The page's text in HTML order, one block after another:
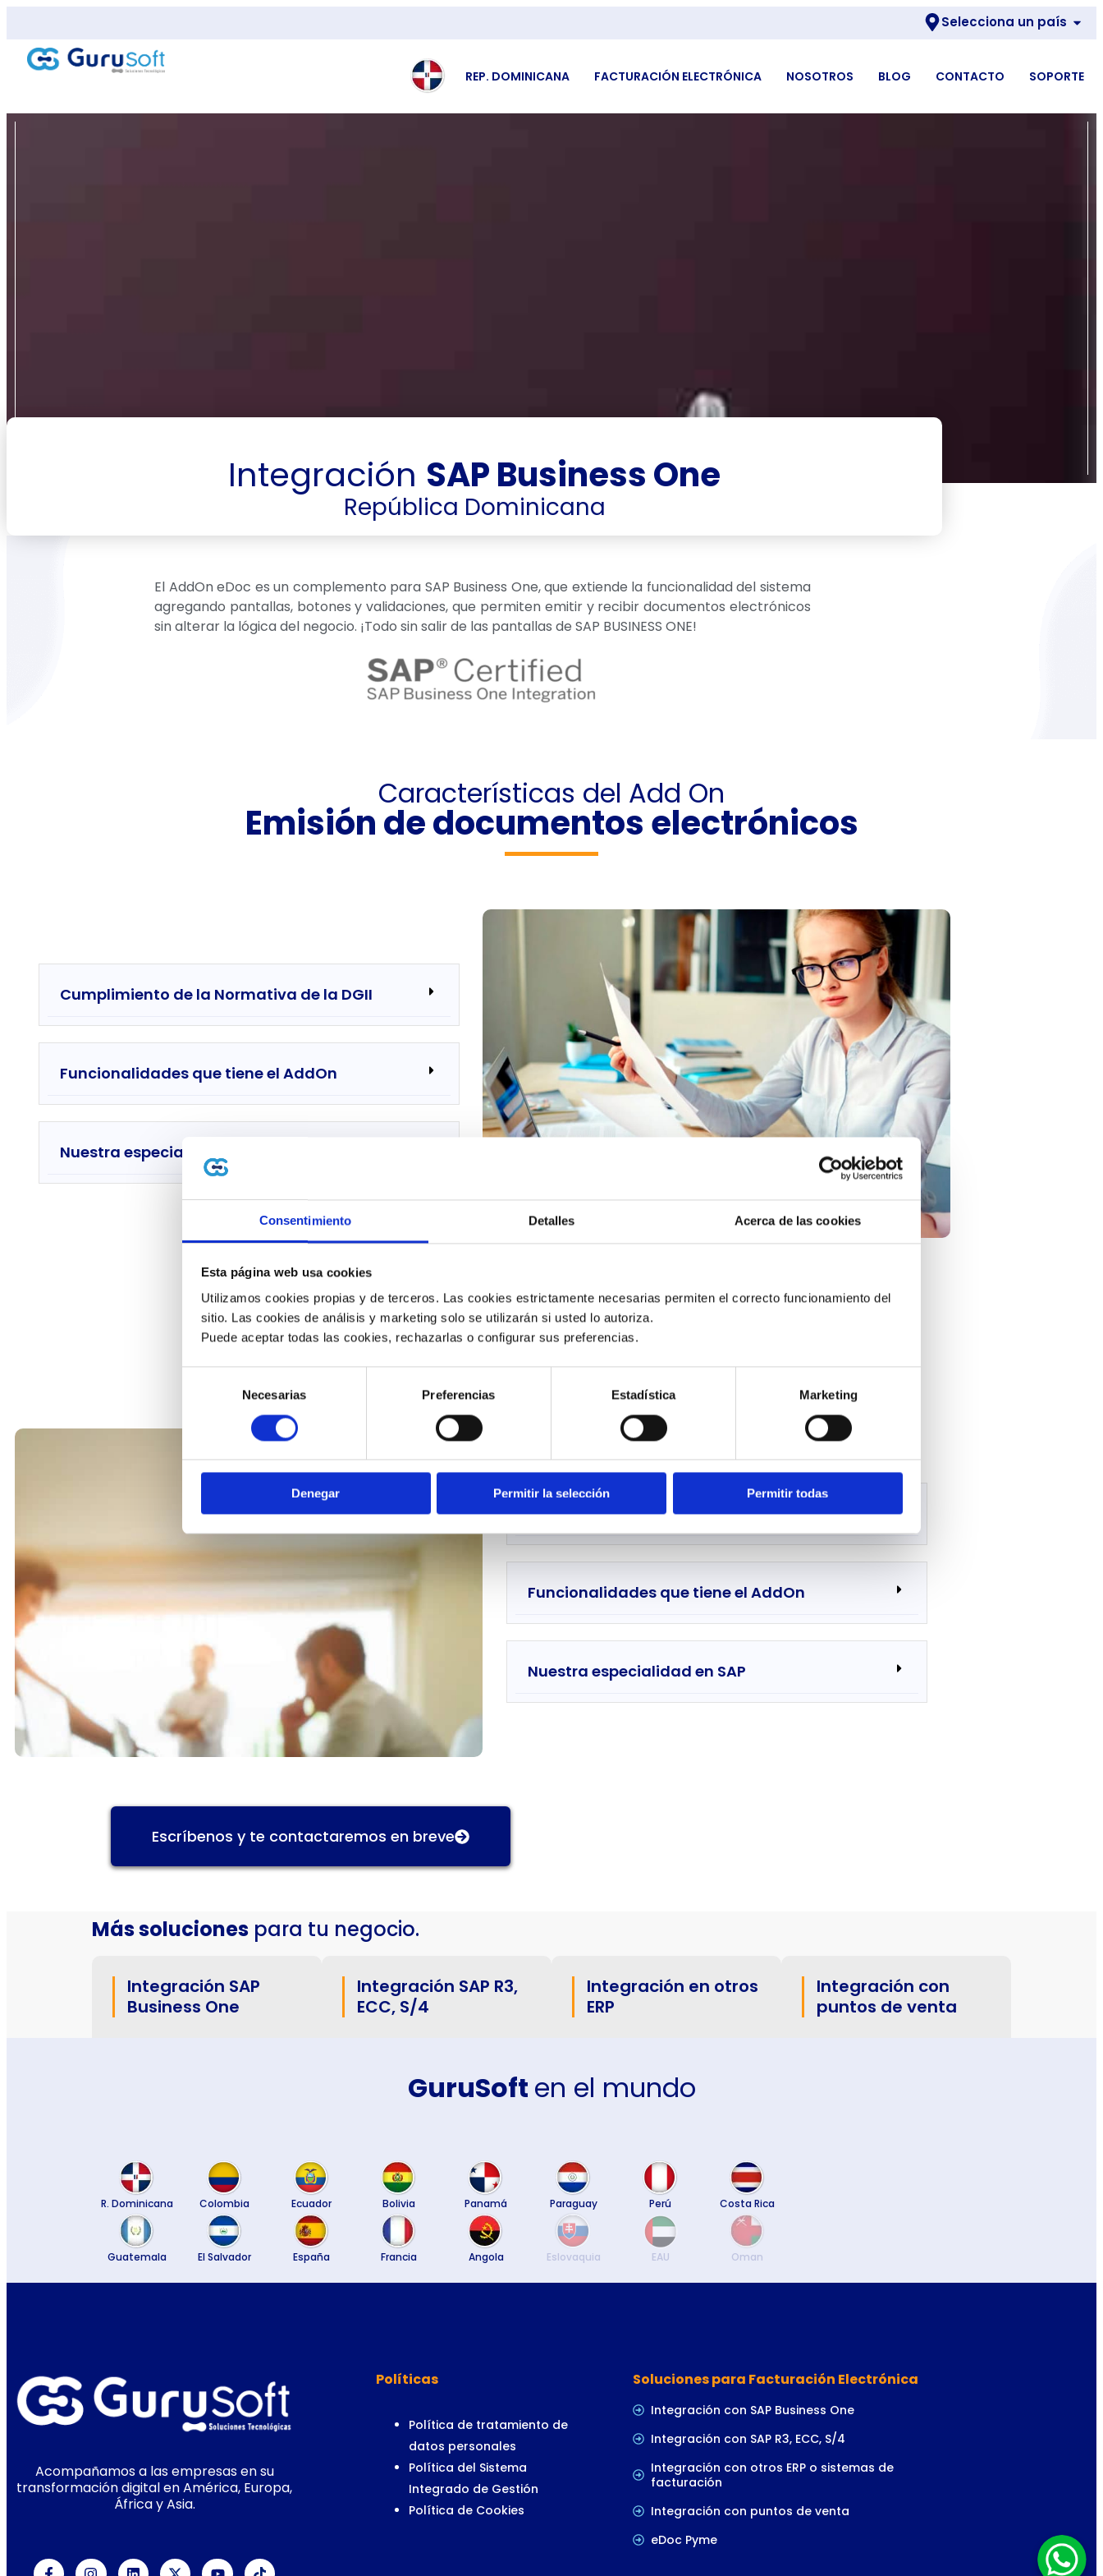
Consentimiento Detalles Acerca de las cookies
Esta página web usa cookies
Utilizamos cookies propias y de terceros. Las cookies estrictamente necesarias permiten el correcto funcionamiento del
sitio. Las cookies de análisis y marketing solo se utilizarán si usted lo autoriza.
Puede aceptar todas las cookies, rechazarlas o configurar sus preferencias.
consentimiento
Necesarias Preferencias Estadística Marketing
Denegar Permitir la selección Permitir todas
Selecciona un país
REP. DOMINICANA FACTURACIÓN ELECTRÓNICA NOSOTROS BLOG CONTACTO SOPORTE
Integración SAP Business One
República Dominicana
El AddOn eDoc es un complemento para SAP Business One, que extiende la funcionalidad del sistema
agregando pantallas, botones y validaciones, que permiten emitir y recibir documentos electrónicos
sin alterar la lógica del negocio. ¡Todo sin salir de las pantallas de SAP BUSINESS ONE!
Características del Add On
Emisión de documentos electrónicos
Cumplimiento de la Normativa de la DGII
Funcionalidades que tiene el AddOn
Nuestra especialidad en SAP
Características del Add On
Recepción de documentos electrónicos
Cumplimiento de la Normativa de la DGII
Funcionalidades que tiene el AddOn
Nuestra especialidad en SAP
Escríbenos y te contactaremos en breve
Más soluciones para tu negocio.
Integración SAP
Business One
Integración SAP R3,
ECC, S/4
Integración en otros
ERP
Integración con
puntos de venta
GuruSoft en el mundo
R. Dominicana Colombia Ecuador Bolivia Panamá Paraguay Perú Costa Rica
Guatemala El Salvador España Francia Angola Eslovaquia EAU Oman
Acompañamos a las empresas en su
transformación digital en América, Europa,
África y Asia.
Políticas
Política de tratamiento de
datos personales
Política del Sistema
Integrado de Gestión
Política de Cookies
Soluciones para Facturación Electrónica
Integración con SAP Business One
Integración con SAP R3, ECC, S/4
Integración con otros ERP o sistemas de
facturación
Integración con puntos de venta
eDoc Pyme